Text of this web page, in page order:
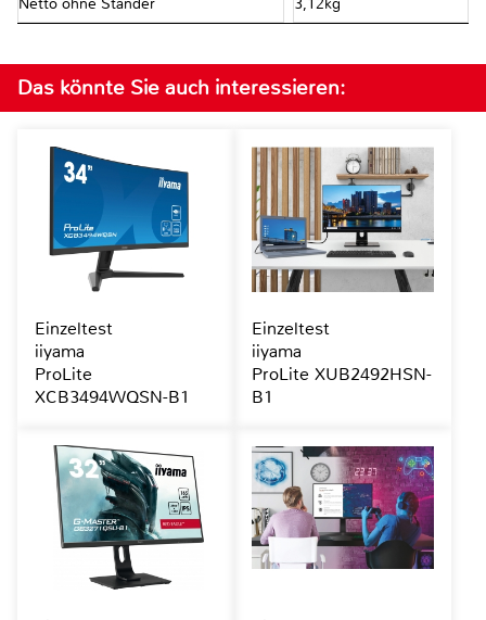
Netto ohne Ständer 3,12kg
Das könnte Sie auch interessieren:
Einzeltest
iiyama
ProLite
XCB3494WQSN-B1
Einzeltest
iiyama
ProLite XUB2492HSN-
B1